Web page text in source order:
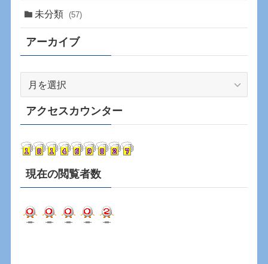
未分類 (57)
アーカイブ
カ
イ
アクセスカウンター
現在の閲覧者数